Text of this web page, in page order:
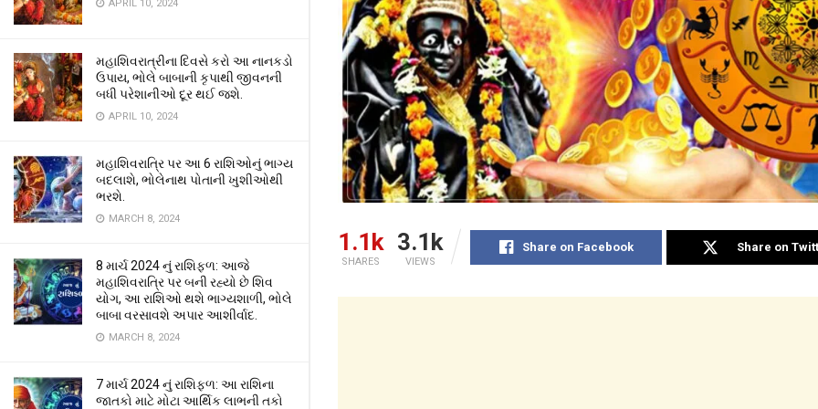
APRIL 10, 2024
મહાશિવરાત્રીના દિવસે કરો આ નાનકડો
ઉપાય, ભોલે બાબાની કૃપાથી જીવનની
બધી પરેશાનીઓ દૂર થઈ જશે.
APRIL 10, 2024
મહાશિવરાત્રિ પર આ 6 રાશિઓનું ભાગ્ય
બદલાશે, ભોલેનાથ પોતાની ખુશીઓથી
ભરશે.
MARCH 8, 2024
8 માર્ચ 2024 નું રાશિફળ: આજે
મહાશિવરાત્રિ પર બની રહ્યો છે શિવ
યોગ, આ રાશિઓ થશે ભાગ્યશાળી, ભોલે
બાબા વરસાવશે અપાર આશીર્વાદ.
MARCH 8, 2024
7 માર્ચ 2024 નું રાશિફળ: આ રાશિના
જાતકો માટે મોટા આર્થિક લાભની તકો
1.1k
SHARES
3.1k
VIEWS
Share on Facebook Share on